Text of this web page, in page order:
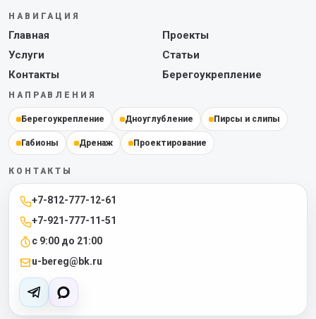
НАВИГАЦИЯ
Главная
Проекты
Услуги
Статьи
Контакты
Берегоукрепление
НАПРАВЛЕНИЯ
Берегоукрепление Дноуглубление Пирсы и слипы
Габионы Дренаж Проектирование
КОНТАКТЫ
+7-812-777-12-61
+7-921-777-11-51
с 9:00 до 21:00
u-bereg@bk.ru